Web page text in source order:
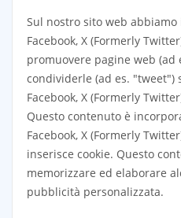
Sul nostro sito web
Facebook, X (Formerly
promuovere pagine web (ad
condividerle (ad es. "tweet")
Facebook, X (Formerly
Questo contenuto è
Facebook, X (Formerly
inserisce cookie. Questo
memorizzare ed elaborare
pubblicità personalizzata.